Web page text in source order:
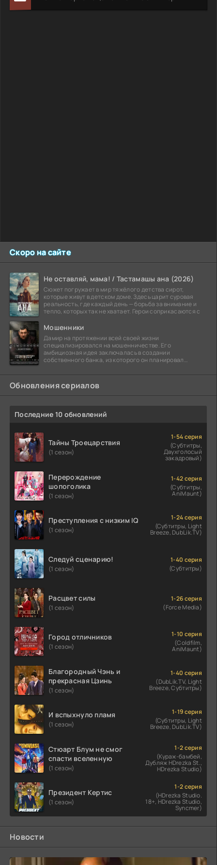
Скоро на сайте
Не оставляй, мама! / Тастамашы ана (2026)
Сюжет погружает в мир тяжёлого детства сирот,
которые живут в детском доме. Здесь царит суровая
реальность, где каждый день — борьба за внимание и
тепло, которых так не хватает. Герои соприкасаются с
Мошенники
Дамир на протяжении всей своей жизни
специализировался на мошенничестве. Его
амбициозная идея заключалась в создании
собственного банка, из которого он планировал
Обновления сериалов
Последние 10 обновлений
Тайны Троецарствия
(1 сезон)
1-54 серия
(Субтитры,
Двухголосый
закадровый)
Перерождение
шопоголика
(1 сезон)
1-42 серия
(Субтитры,
AniMaunt)
Преступления с низким IQ
(1 сезон)
1-24 серия
(Субтитры, Light
Breeze, DubLik.TV)
Следуй сценарию!
(1 сезон)
1-40 серия
(Субтитры)
Расцвет силы
(1 сезон)
1-26 серия
(Force Media)
Город отличников
(1 сезон)
1-10 серия
(Coldfilm,
AniMaunt)
Благородный Чэнь и
прекрасная Цзинь
(1 сезон)
1-40 серия
(DubLik.TV, Light
Breeze, Субтитры)
И вспыхнуло пламя
(1 сезон)
1-19 серия
(Субтитры, Light
Breeze, DubLik.TV)
Стюарт Блум не смог
спасти вселенную
(1 сезон)
1-2 серия
(Кураж-бамбей,
Дубляж HDrezka St.,
HDrezka Studio)
Президент Кертис
(1 сезон)
1-2 серия
(HDrezka Studio.
18+, HDrezka Studio,
Syncmer)
Новости